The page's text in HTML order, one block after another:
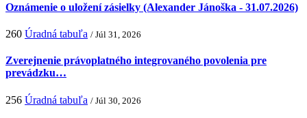
Oznámenie o uložení zásielky (Alexander Jánoška - 31.07.2026)
260 Úradná tabuľa / Júl 31, 2026
Zverejnenie právoplatného integrovaného povolenia pre
prevádzku…
256 Úradná tabuľa / Júl 30, 2026